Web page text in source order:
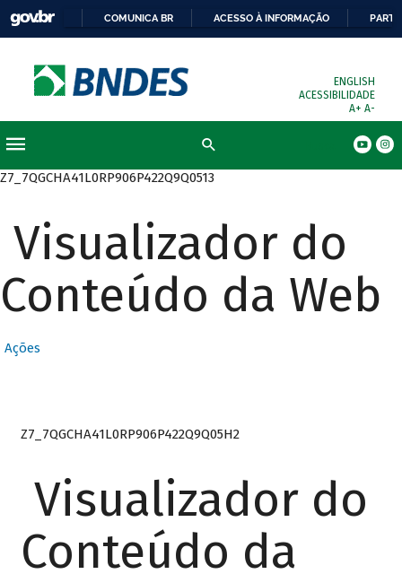
COMUNICA BR ACESSO À INFORMAÇÃO
ENGLISH
ACESSIBILIDADE
A+ A-
Z7_7QGCHA41L0RP906P422Q9Q0513
Visualizador do
Conteúdo da Web
Ações
Z7_7QGCHA41L0RP906P422Q9Q05H2
Visualizador do
Conteúdo da